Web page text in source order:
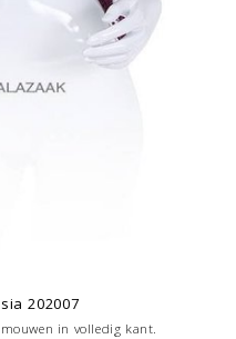
202007
in volledig kant.